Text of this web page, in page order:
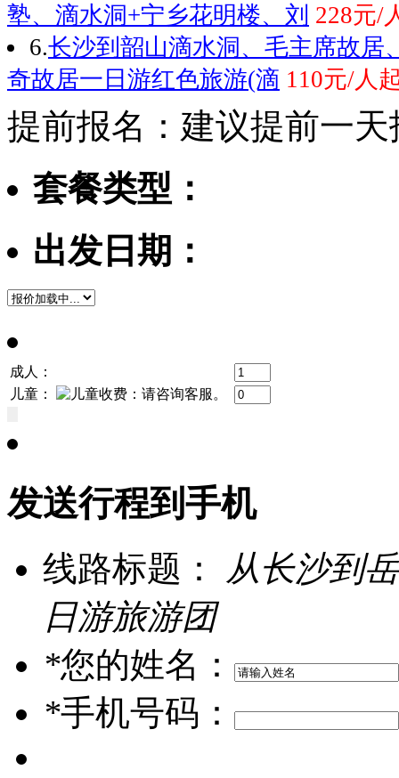
塾、滴水洞+宁乡花明楼、刘 228元/
6.长沙到韶山滴水洞、毛主席故居
奇故居一日游红色旅游(滴 110元/人
提前报名：建议提前一天
套餐类型：
出发日期：
成人：
儿童：
发送行程到手机
线路标题：
从长沙到
日游旅游团
*您的姓名：
*手机号码：